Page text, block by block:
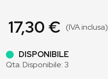
17,30 € (IVA inclusa)
DISPONIBILE
Qta. Disponibile: 3